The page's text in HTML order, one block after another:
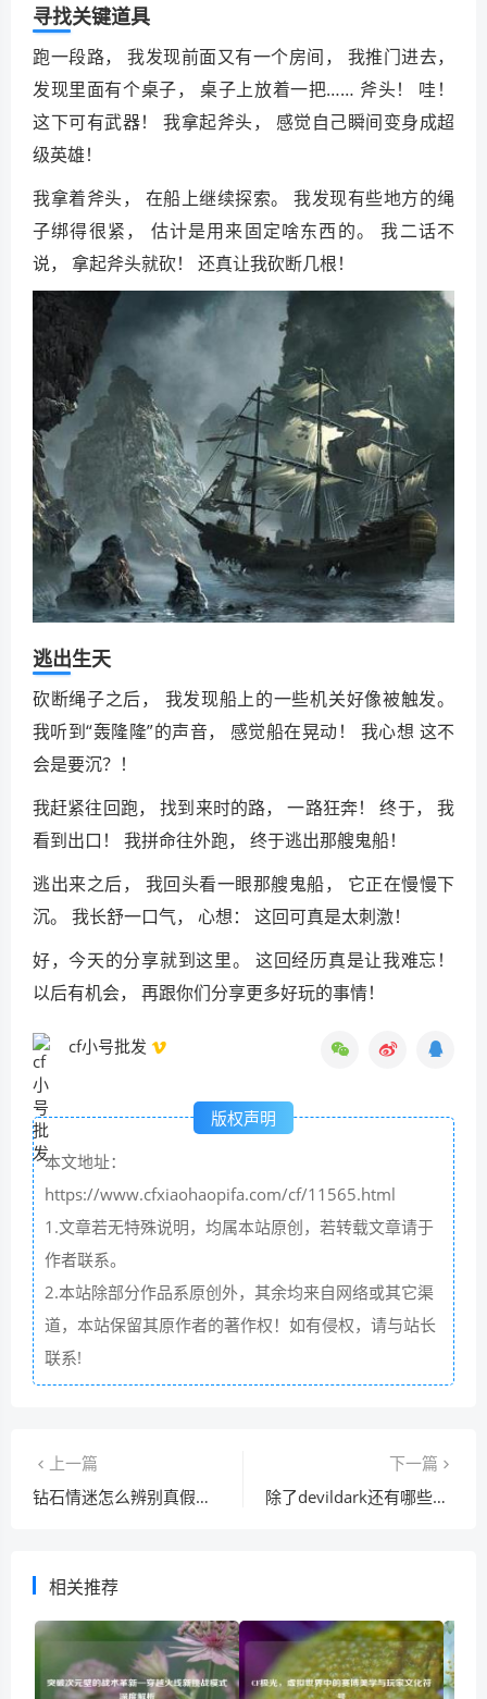
寻找关键道具
跑一段路， 我发现前面又有一个房间， 我推门进去，
发现里面有个桌子， 桌子上放着一把…… 斧头！ 哇！
这下可有武器！ 我拿起斧头， 感觉自己瞬间变身成超
级英雄！
我拿着斧头， 在船上继续探索。 我发现有些地方的绳
子绑得很紧， 估计是用来固定啥东西的。 我二话不
说， 拿起斧头就砍！ 还真让我砍断几根！
逃出生天
砍断绳子之后， 我发现船上的一些机关好像被触发。
我听到“轰隆隆”的声音， 感觉船在晃动！ 我心想 这不
会是要沉？！
我赶紧往回跑， 找到来时的路， 一路狂奔！ 终于， 我
看到出口！ 我拼命往外跑， 终于逃出那艘鬼船！
逃出来之后， 我回头看一眼那艘鬼船， 它正在慢慢下
沉。 我长舒一口气， 心想： 这回可真是太刺激！
好，今天的分享就到这里。 这回经历真是让我难忘！
以后有机会， 再跟你们分享更多好玩的事情！
cf小号批发
版权声明
本文地址：
https://www.cfxiaohaopifa.com/cf/11565.html
1.文章若无特殊说明，均属本站原创，若转载文章请于
作者联系。
2.本站除部分作品系原创外，其余均来自网络或其它渠
道，本站保留其原作者的著作权！如有侵权，请与站长
联系!
上一篇
钻石情迷怎么辨别真假？教你几招避免上当受骗！
下一篇
除了devildark还有哪些选择？这几款替代品也不错！
相关推荐